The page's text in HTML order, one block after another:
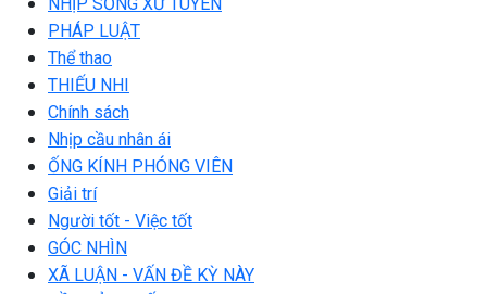
PHÁP LUẬT
Thể thao
THIẾU NHI
Chính sách
Nhịp cầu nhân ái
ỐNG KÍNH PHÓNG VIÊN
Giải trí
Người tốt - Việc tốt
GÓC NHÌN
XÃ LUẬN - VẤN ĐỀ KỲ NÀY